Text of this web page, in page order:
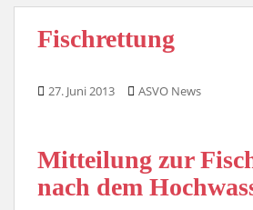
Fischrettung
27. Juni 2013 ASVO News
Mitteilung zur
nach dem